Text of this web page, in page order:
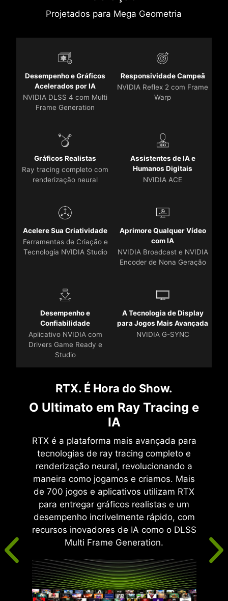
Projetados para Mega Geometria
Desempenho e Gráficos
Acelerados por IA
NVIDIA DLSS 4 com Multi
Frame Generation
Responsividade Campeã
NVIDIA Reflex 2 com Frame
Warp
Gráficos Realistas
Ray tracing completo com
renderização neural
Assistentes de IA e
Humanos Digitais
NVIDIA ACE
Acelere Sua Criatividade
Ferramentas de Criação e
Tecnologia NVIDIA Studio
Aprimore Qualquer Vídeo
com IA
NVIDIA Broadcast e NVIDIA
Encoder de Nona Geração
Desempenho e
Confiabilidade
Aplicativo NVIDIA com
Drivers Game Ready e
Studio
A Tecnologia de Display
para Jogos Mais Avançada
NVIDIA G-SYNC
RTX. É Hora do Show.
O Ultimato em Ray Tracing e
IA
RTX é a plataforma mais avançada para
tecnologias de ray tracing completo e
renderização neural, revolucionando a
maneira como jogamos e criamos. Mais
de 700 jogos e aplicativos utilizam RTX
para entregar gráficos realistas e um
desempenho incrivelmente rápido, com
recursos inovadores de IA como o DLSS
Multi Frame Generation.